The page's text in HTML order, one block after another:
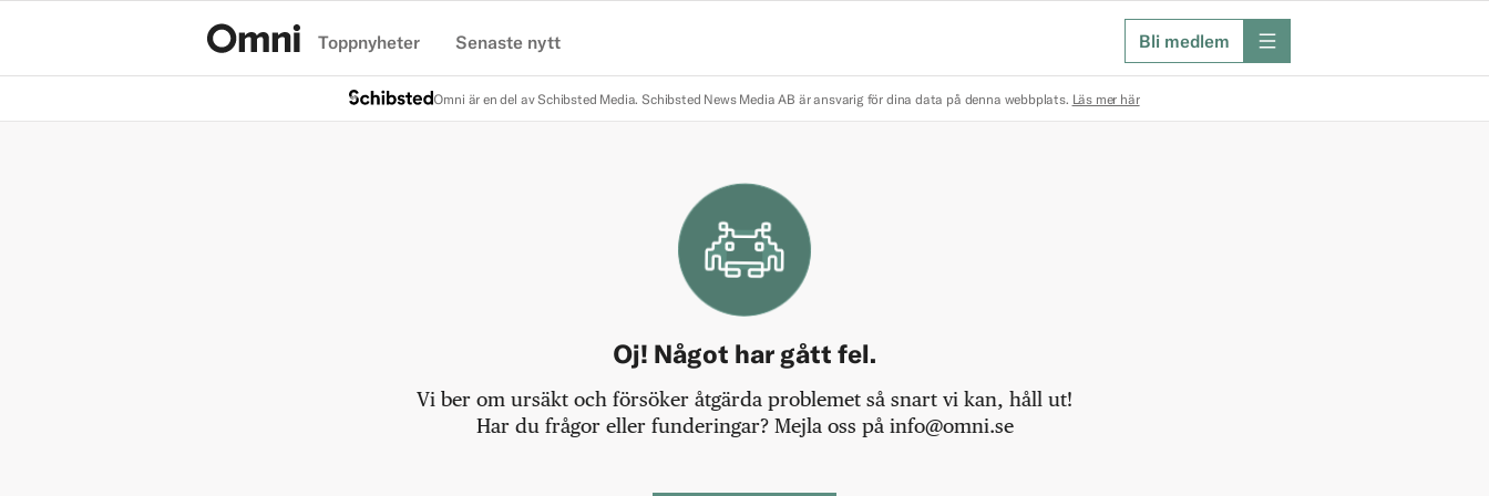
Toppnyheter Senaste nytt Bli medlem meny
Omni är en del av Schibsted Media. Schibsted News Media AB är ansvarig för dina data på denna webbplats. Läs mer här
Oj! Något har gått fel.
Vi ber om ursäkt och försöker åtgärda problemet så snart vi kan, håll ut!
Har du frågor eller funderingar? Mejla oss på info@omni.se